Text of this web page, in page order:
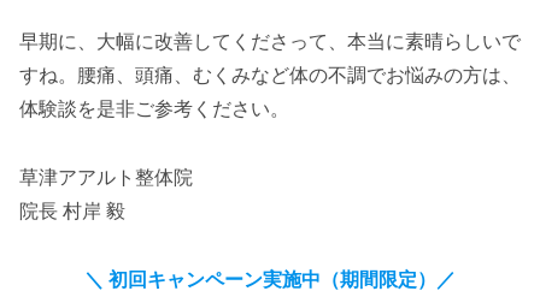
早期に、大幅に改善してくださって、本当に素晴らしいで
すね。腰痛、頭痛、むくみなど体の不調でお悩みの方は、
体験談を是非ご参考ください。
草津アアルト整体院
院長 村岸 毅
＼ 初回キャンペーン実施中（期間限定） ／